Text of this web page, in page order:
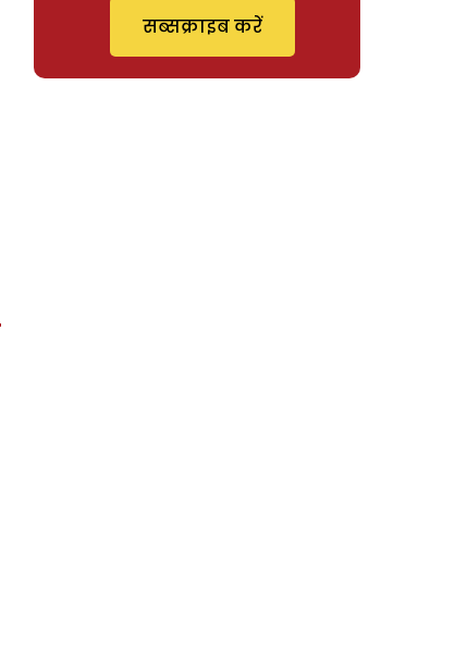
सब्सक्राइब करें